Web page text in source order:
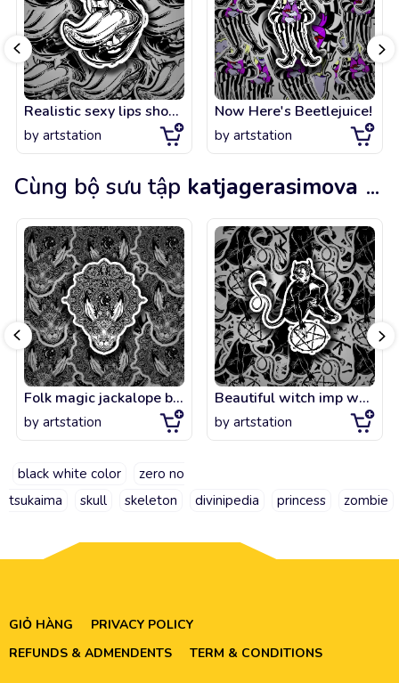
Realistic sexy lips showing vampiric fangs and tongue.
by artstation
Now Here's Beetlejuice!
by artstation
Cùng bộ sưu tập katjagerasimova ...
Folk magic jackalope beast with sacred geometry stars and moon ornament.
by artstation
Beautiful witch imp woman drawing a pentagram. Magic gothic fantasy sorcerer con
by artstation
black white color
zero no
tsukaima
skull skeleton divinipedia princess zombie
GIỎ HÀNG
PRIVACY POLICY
REFUNDS & ADMENDENTS
TERM & CONDITIONS